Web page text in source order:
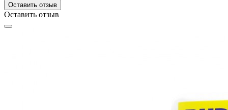
Оставить отзыв
Оставить отзыв